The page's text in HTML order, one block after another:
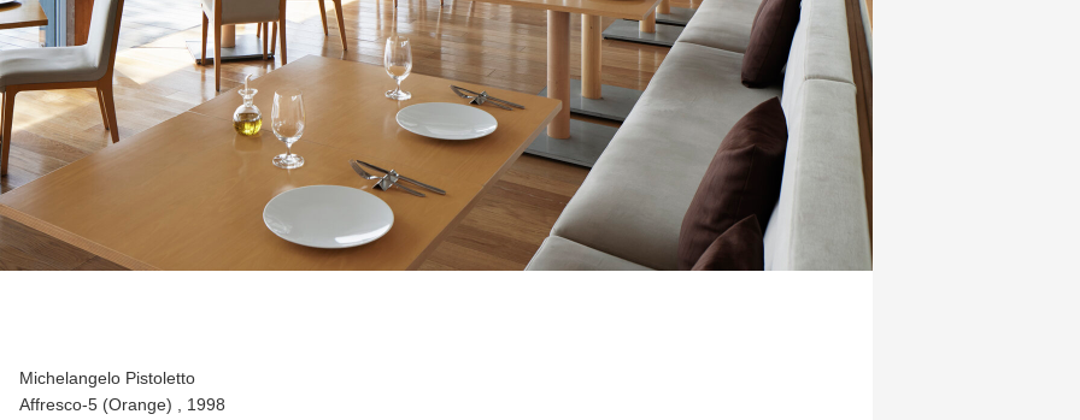
Michelangelo Pistoletto
Affresco-5 (Orange) , 1998